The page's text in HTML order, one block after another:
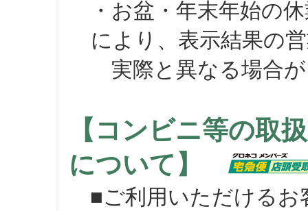
・お盆・年末年始の
により、表示結果の
実際と異なる場合が
【コンビニ等の取
について】
■ご利用いただけるお